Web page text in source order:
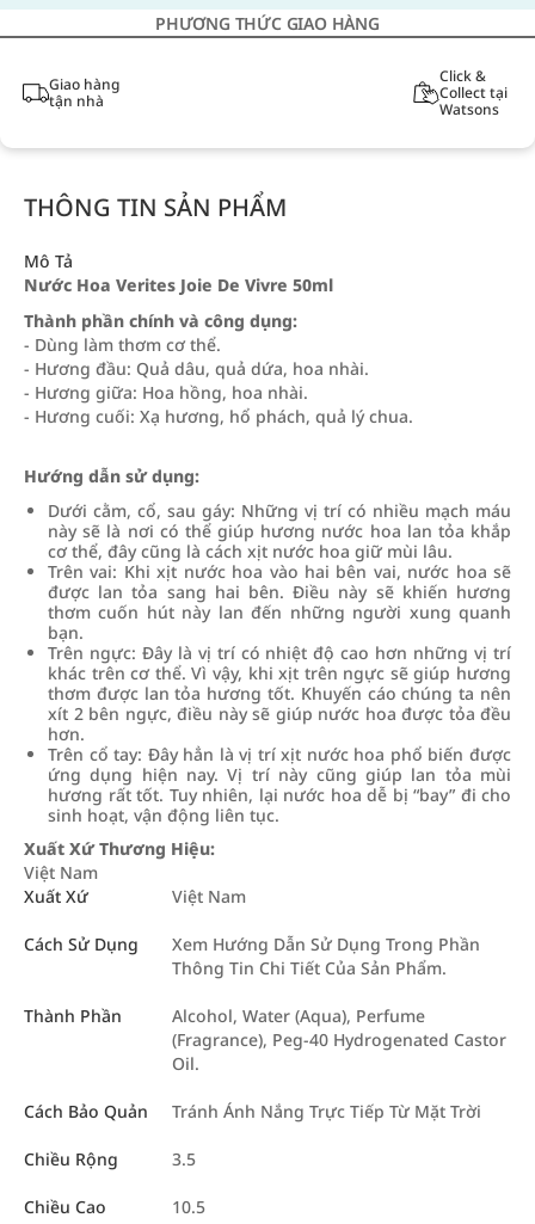
PHƯƠNG THỨC GIAO HÀNG
Giao hàng
tận nhà
Click &
Collect tại
Watsons
THÔNG TIN SẢN PHẨM
Mô Tả
Nước Hoa Verites Joie De Vivre 50ml
Thành phần chính và công dụng:
- Dùng làm thơm cơ thể.
- Hương đầu: Quả dâu, quả dứa, hoa nhài.
- Hương giữa: Hoa hồng, hoa nhài.
- Hương cuối: Xạ hương, hổ phách, quả lý chua.
Hướng dẫn sử dụng:
Dưới cằm, cổ, sau gáy: Những vị trí có nhiều mạch máu
này sẽ là nơi có thể giúp hương nước hoa lan tỏa khắp
cơ thể, đây cũng là cách xịt nước hoa giữ mùi lâu.
Trên vai: Khi xịt nước hoa vào hai bên vai, nước hoa sẽ
được lan tỏa sang hai bên. Điều này sẽ khiến hương
thơm cuốn hút này lan đến những người xung quanh
bạn.
Trên ngực: Đây là vị trí có nhiệt độ cao hơn những vị trí
khác trên cơ thể. Vì vậy, khi xịt trên ngực sẽ giúp hương
thơm được lan tỏa hương tốt. Khuyến cáo chúng ta nên
xít 2 bên ngực, điều này sẽ giúp nước hoa được tỏa đều
hơn.
Trên cổ tay: Đây hẳn là vị trí xịt nước hoa phổ biến được
ứng dụng hiện nay. Vị trí này cũng giúp lan tỏa mùi
hương rất tốt. Tuy nhiên, lại nước hoa dễ bị “bay” đi cho
sinh hoạt, vận động liên tục.
Xuất Xứ Thương Hiệu:
Việt Nam
Xuất Xứ
Việt Nam
Cách Sử Dụng
Xem Hướng Dẫn Sử Dụng Trong Phần
Thông Tin Chi Tiết Của Sản Phẩm.
Thành Phần
Alcohol, Water (Aqua), Perfume
(Fragrance), Peg-40 Hydrogenated Castor
Oil.
Cách Bảo Quản Tránh Ánh Nắng Trực Tiếp Từ Mặt Trời
Chiều Rộng 3.5
Chiều Cao 10.5